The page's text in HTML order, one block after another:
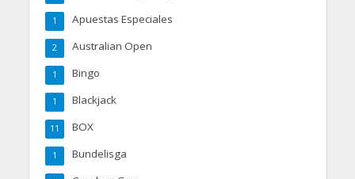
Apuestas Especiales
1
Australian Open
2
Bingo
1
Blackjack
1
BOX
11
Bundelisga
1